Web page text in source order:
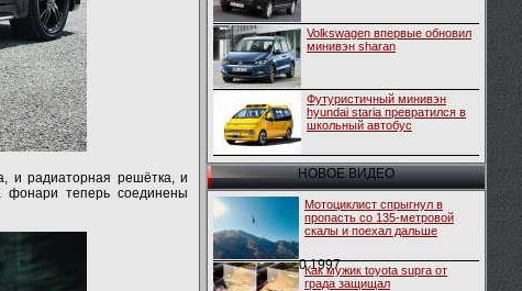
и радиаторная решётка, и
теперь соединены
Volkswagen впервые обновил
минивэн sharan
Футуристичный минивэн
hyundai staria превратился в
школьный автобус
НОВОЕ ВИДЕО
Мотоциклист спрыгнул в
пропасть со 135-метровой
скалы и поехал дальше
0 1997
Как мужик toyota supra от
града защищал